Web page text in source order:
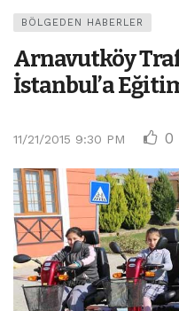
BÖLGEDEN HABERLER
Arnavutköy
İstanbul’a
11/21/2015 9:30 PM 0